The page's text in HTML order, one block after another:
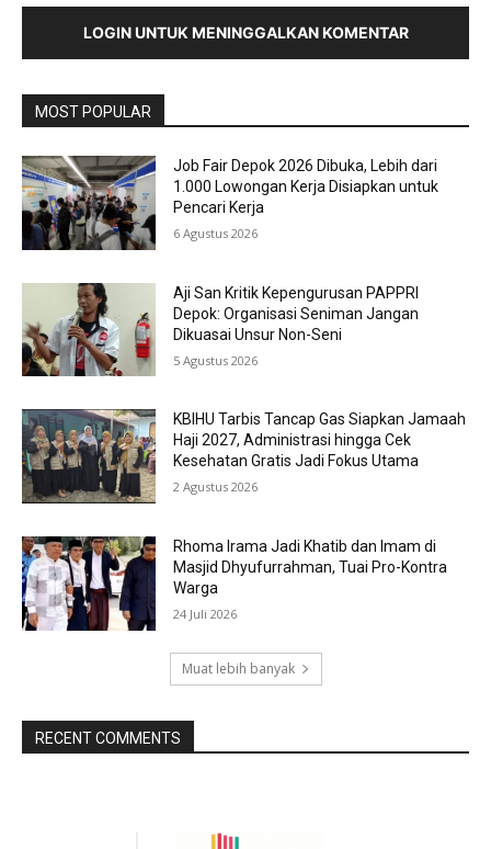
LOGIN UNTUK MENINGGALKAN KOMENTAR
MOST POPULAR
Job Fair Depok 2026 Dibuka, Lebih dari
1.000 Lowongan Kerja Disiapkan untuk
Pencari Kerja
6 Agustus 2026
Aji San Kritik Kepengurusan PAPPRI
Depok: Organisasi Seniman Jangan
Dikuasai Unsur Non-Seni
5 Agustus 2026
KBIHU Tarbis Tancap Gas Siapkan Jamaah
Haji 2027, Administrasi hingga Cek
Kesehatan Gratis Jadi Fokus Utama
2 Agustus 2026
Rhoma Irama Jadi Khatib dan Imam di
Masjid Dhyufurrahman, Tuai Pro-Kontra
Warga
24 Juli 2026
Muat lebih banyak
RECENT COMMENTS